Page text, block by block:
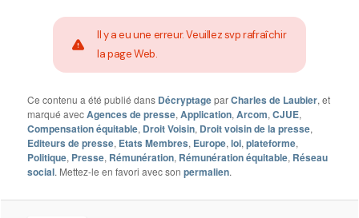
Il y a eu une erreur. Veuillez svp rafraîchir
la page Web.
Ce contenu a été publié dans DécryptageparCharles de Laubier, et
marqué avecAgences de presse,Application,Arcom,CJUE,
Compensation équitable, Droit Voisin, Droit voisin de la presse,
Editeurs de presse, Etats Membres, Europe,loi,plateforme,
Politique, Presse, Rémunération, Rémunération équitable, Réseau
social. Mettez-le en favori avec sonpermalien.